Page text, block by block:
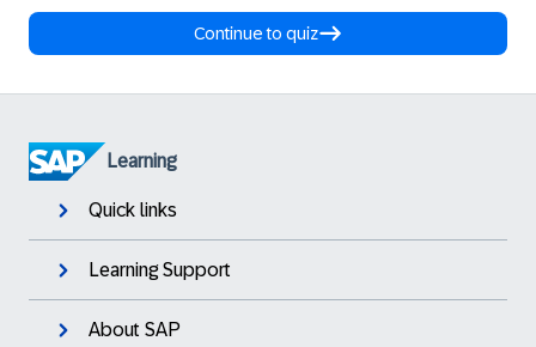
Continue to quiz
Learning
Quick links
Learning Support
About SAP